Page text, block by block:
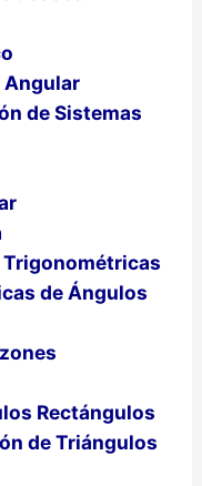
Angular
de Sistemas
Trigonométricas
de Ángulos
Rectángulos
de Triángulos